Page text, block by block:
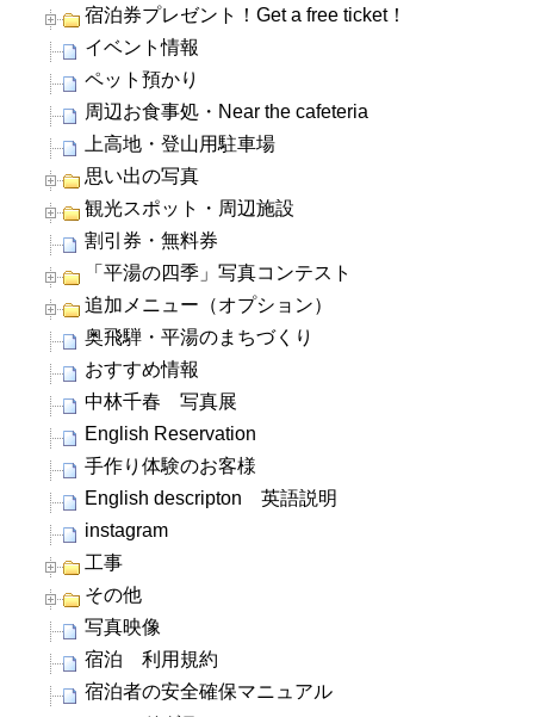
宿泊券プレゼント！Get a free ticket！
イベント情報
ペット預かり
周辺お食事処・Near the cafeteria
上高地・登山用駐車場
思い出の写真
観光スポット・周辺施設
割引券・無料券
「平湯の四季」写真コンテスト
追加メニュー（オプション）
奥飛騨・平湯のまちづくり
おすすめ情報
中林千春 写真展
English Reservation
手作り体験のお客様
English descripton 英語説明
instagram
工事
その他
写真映像
宿泊 利用規約
宿泊者の安全確保マニュアル